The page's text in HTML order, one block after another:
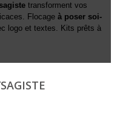
transforment vos
Flocage à poser soi-
logo et textes. Kits prêts à